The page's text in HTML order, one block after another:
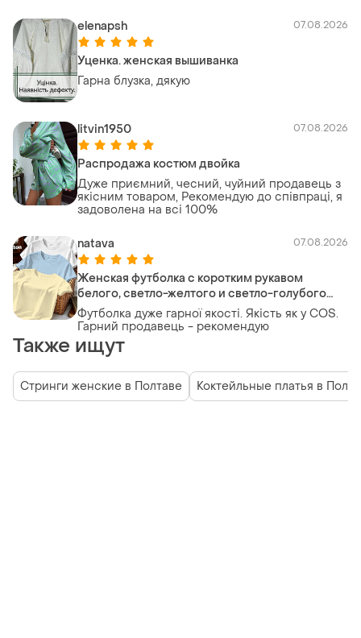
elenapsh 07.08.2026
Уценка. женская вышиванка
Гарна блузка, дякую
litvin1950 07.08.2026
Распродажа костюм двойка
Дуже приємний, чесний, чуйний продавець з
якісним товаром, Рекомендую до співпраці, я
задоволена на всі 100%
natava 07.08.2026
Женская футболка с коротким рукавом
белого, светло-желтого и светло-голубого
цвета. новая, 100% хлопок, размер l. дышащая,
летняя, повседневная.
Футболка дуже гарної якості. Якість як у COS.
Гарний продавець - рекомендую
Также ищут
Стринги женские в Полтаве Коктейльные платья в